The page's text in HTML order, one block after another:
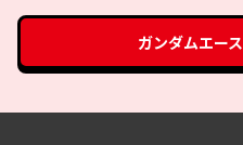
ガンダムエース